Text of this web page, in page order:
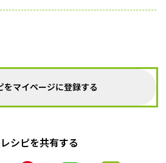
をマイページに登録する
シピを共有する